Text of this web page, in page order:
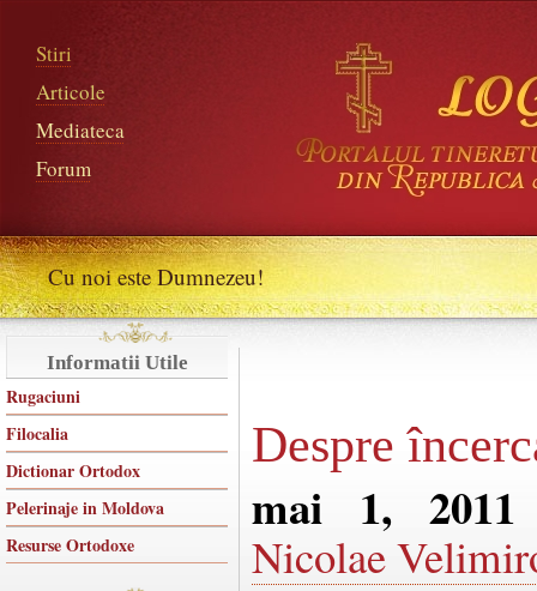
Stiri
Articole
Mediateca
Forum
Cu noi este Dumnezeu!
Informatii Utile
Rugaciuni
Filocalia
Dictionar Ortodox
Pelerinaje in Moldova
Resurse Ortodoxe
Despre
mai 1, 2011
Nicolae